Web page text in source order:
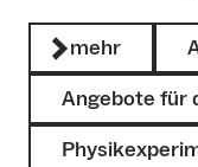
mehr
Angebote für